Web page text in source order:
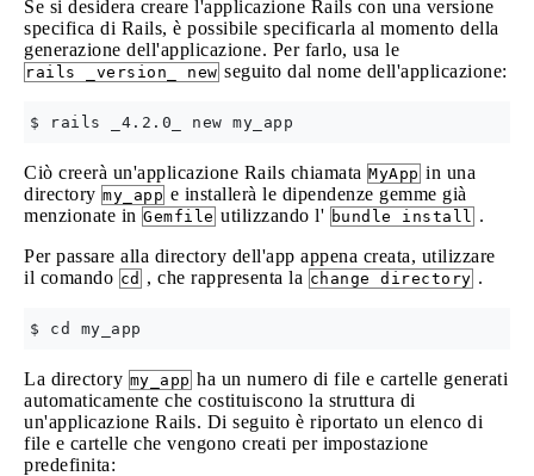
Se si desidera creare l'applicazione Rails con una versione
specifica di Rails, è possibile specificarla al momento della
generazione dell'applicazione. Per farlo, usa le
rails _version_ new seguito dal nome dell'applicazione:
Ciò creerà un'applicazione Rails chiamata MyApp in una
directory my_app e installerà le dipendenze gemme già
menzionate in Gemfile utilizzando l' bundle install .
Per passare alla directory dell'app appena creata, utilizzare
il comando cd , che rappresenta la change directory .
La directory my_app ha un numero di file e cartelle generati
automaticamente che costituiscono la struttura di
un'applicazione Rails. Di seguito è riportato un elenco di
file e cartelle che vengono creati per impostazione
predefinita: